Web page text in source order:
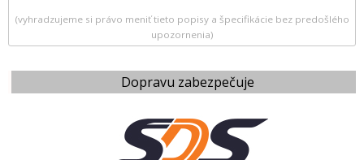
Dopravu zabezpečuje
(vyhradzujeme si právo meniť tieto popisy a špecifikácie bez predošlého
upozornenia)